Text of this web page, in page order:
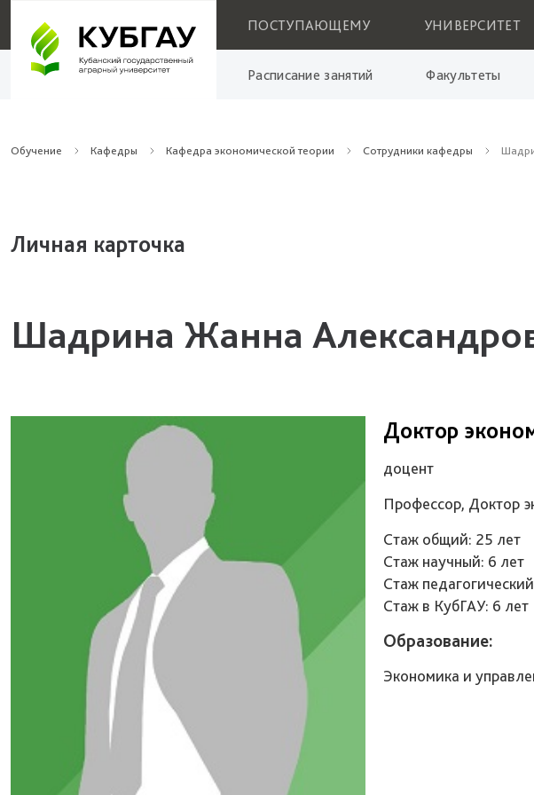
ПОСТУПАЮЩЕМУ УНИВЕРСИТЕТ
Расписание занятий Факультеты
Обучение Кафедры Кафедра экономической теории Сотрудники кафедры
Личная карточка
Шадрина Жанна
Доктор
доцент
Профессор, Доктор
Стаж общий: 25 лет
Стаж научный: 6 лет
Стаж
Стаж в КубГАУ: 6 лет
Образование:
Экономика и